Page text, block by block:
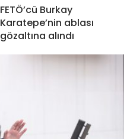
FETÖ’cü Burkay
Karatepe’nin ablası
gözaltına alındı